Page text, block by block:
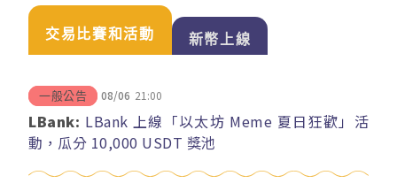
交易比賽和活動 新幣上線
一般公告 08/06 21:00
LBank: LBank 上線「以太坊 Meme 夏日狂歡」活
動，瓜分 10,000 USDT 獎池